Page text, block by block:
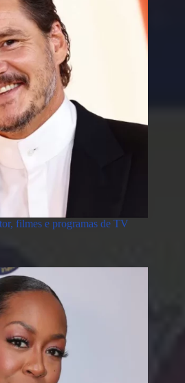
filmes e programas de TV